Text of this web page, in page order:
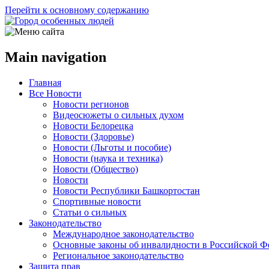
Перейти к основному содержанию
Main navigation
Главная
Все Новости
Новости регионов
Видеосюжеты о сильных духом
Новости Белорецка
Новости (Здоровье)
Новости (Льготы и пособие)
Новости (наука и техника)
Новости (Общество)
Новости
Новости Республики Башкортостан
Спортивные новости
Статьи о сильных
Законодательство
Международное законодательство
Основные законы об инвалидности в Российской
Региональное законодательство
Защита прав